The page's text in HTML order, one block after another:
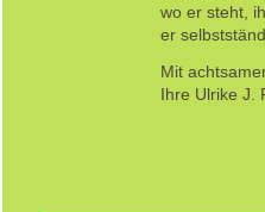
wo er steht,
er
Mit
Ihre Ulrike J.